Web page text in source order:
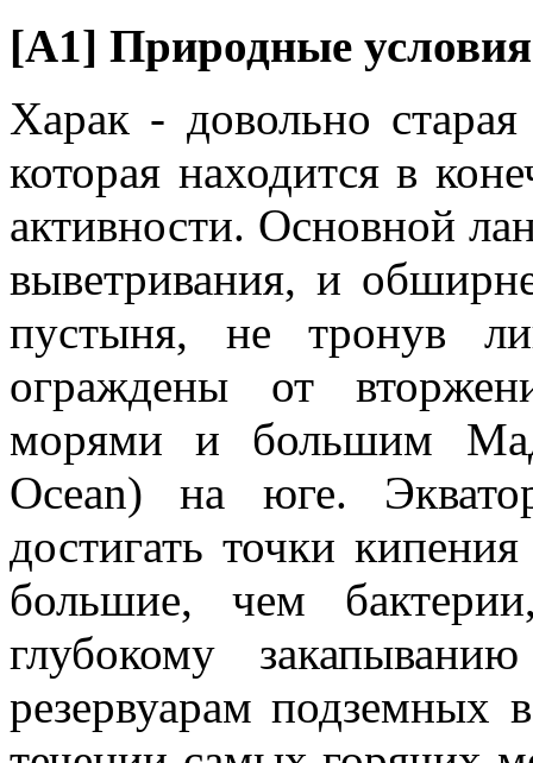
[A1] Природные
Харак - довольно
которая находится в
активности. Основной
выветривания, и
пустыня, не тронув
ограждены от
морями и большим
Ocean) на юге.
достигать точки
большие, чем
глубокому
резервуарам подземных